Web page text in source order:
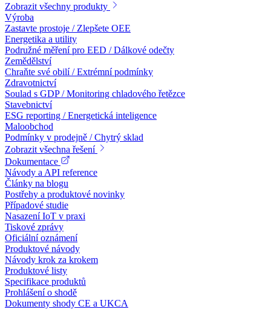
Zobrazit všechny produkty
Výroba
Zastavte prostoje / Zlepšete OEE
Energetika a utility
Podružné měření pro EED / Dálkové odečty
Zemědělství
Chraňte své obilí / Extrémní podmínky
Zdravotnictví
Soulad s GDP / Monitoring chladového řetězce
Stavebnictví
ESG reporting / Energetická inteligence
Maloobchod
Podmínky v prodejně / Chytrý sklad
Zobrazit všechna řešení
Dokumentace
Návody a API reference
Články na blogu
Postřehy a produktové novinky
Případové studie
Nasazení IoT v praxi
Tiskové zprávy
Oficiální oznámení
Produktové návody
Návody krok za krokem
Produktové listy
Specifikace produktů
Prohlášení o shodě
Dokumenty shody CE a UKCA